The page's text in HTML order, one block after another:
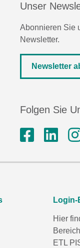
Unser
Abonnieren Sie
Newsletter.
Newsletter
Folgen Sie
Login-
Hier
ETL